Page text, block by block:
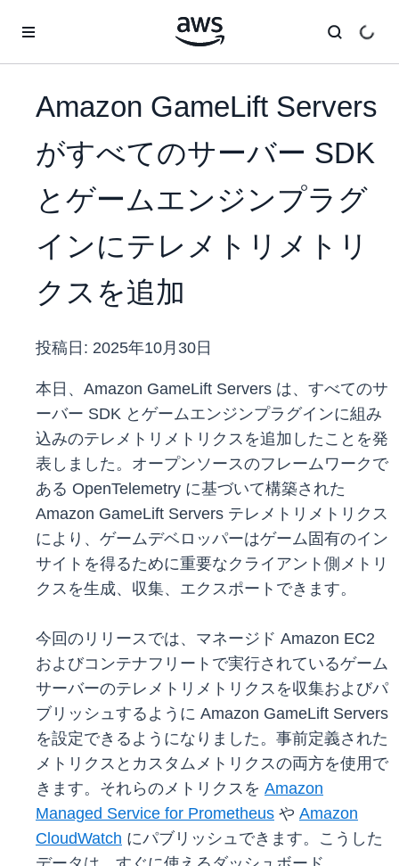
Amazon GameLift Servers
がすべてのサーバー SDK
とゲームエンジンプラグ
インにテレメトリメトリ
クスを追加
投稿日: 2025年10月30日
本日、Amazon GameLift Servers は、すべてのサ
ーバー SDK とゲームエンジンプラグインに組み
込みのテレメトリメトリクスを追加したことを発
表しました。オープンソースのフレームワークで
ある OpenTelemetry に基づいて構築された
Amazon GameLift Servers テレメトリメトリクス
により、ゲームデベロッパーはゲーム固有のイン
サイトを得るために重要なクライアント側メトリ
クスを生成、収集、エクスポートできます。
今回のリリースでは、マネージド Amazon EC2
およびコンテナフリートで実行されているゲーム
サーバーのテレメトリメトリクスを収集およびパ
ブリッシュするように Amazon GameLift Servers
を設定できるようになりました。事前定義された
メトリクスとカスタムメトリクスの両方を使用で
きます。それらのメトリクスを Amazon
Managed Service for Prometheus や Amazon
CloudWatch にパブリッシュできます。こうした